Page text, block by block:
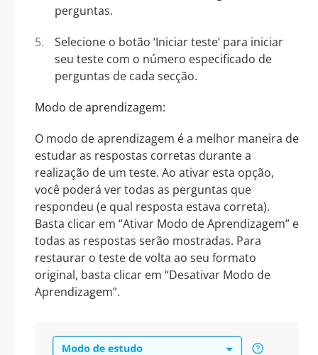
perguntas.
Selecione o botão ‘Iniciar teste’ para iniciar
seu teste com o número especificado de
perguntas de cada secção.
Modo de aprendizagem:
O modo de aprendizagem é a melhor maneira de
estudar as respostas corretas durante a
realização de um teste. Ao ativar esta opção,
você poderá ver todas as perguntas que
respondeu (e qual resposta estava correta).
Basta clicar em “Ativar Modo de Aprendizagem” e
todas as respostas serão mostradas. Para
restaurar o teste de volta ao seu formato
original, basta clicar em “Desativar Modo de
Aprendizagem”.